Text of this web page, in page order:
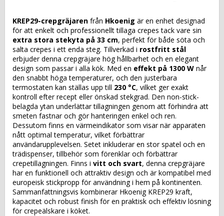
KREP29-crepgräjaren från Hkoenig är en enhet designad
för att enkelt och professionellt tillaga crepes tack vare sin
extra stora stekyta på 33 cm, perfekt för både söta och
salta crepes i ett enda steg. Tillverkad i rostfritt stål
erbjuder denna crepgräjare hög hållbarhet och en elegant
design som passar i alla kök. Med en effekt på 1300 W når
den snabbt höga temperaturer, och den justerbara
termostaten kan ställas upp till 230 °C, vilket ger exakt
kontroll efter recept eller önskad stekgrad. Den non-stick-
belagda ytan underlättar tillagningen genom att förhindra att
smeten fastnar och gör hanteringen enkel och ren.
Dessutom finns en värmeindikator som visar när apparaten
nått optimal temperatur, vilket förbättrar
användarupplevelsen. Setet inkluderar en stor spatel och en
trädispenser, tillbehör som förenklar och förbättrar
crepetillagningen. Finns i vitt och svart, denna crepgräjare
har en funktionell och attraktiv design och är kompatibel med
europeisk stickpropp för användning i hem på kontinenten.
Sammanfattningsvis kombinerar Hkoenig KREP29 kraft,
kapacitet och robust finish för en praktisk och effektiv lösning
för crepeälskare i köket.